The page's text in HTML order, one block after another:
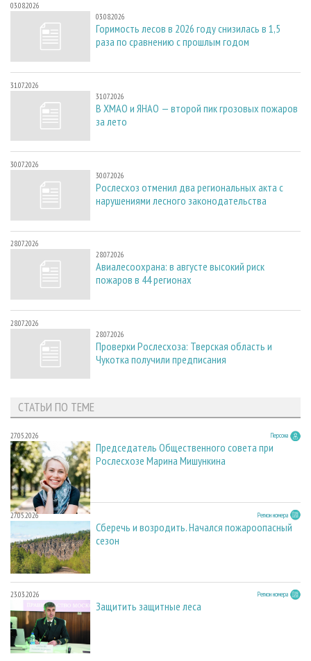
03.08.2026
03.08.2026
Горимость лесов в 2026 году снизилась в 1,5
раза по сравнению с прошлым годом
31.07.2026
31.07.2026
В ХМАО и ЯНАО — второй пик грозовых пожаров
за лето
30.07.2026
30.07.2026
Рослесхоз отменил два региональных акта с
нарушениями лесного законодательства
28.07.2026
28.07.2026
Авиалесоохрана: в августе высокий риск
пожаров в 44 регионах
28.07.2026
28.07.2026
Проверки Рослесхоза: Тверская область и
Чукотка получили предписания
СТАТЬИ ПО ТЕМЕ
27.05.2026 Персона
Председатель Общественного совета при
Рослесхозе Марина Мишункина
27.05.2026 Регион номера
Сберечь и возродить. Начался пожароопасный
сезон
23.03.2026 Регион номера
Защитить защитные леса